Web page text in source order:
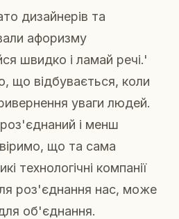
дизайнерів та
афоризму
швидко і ламай речі.'
що відбувається, коли
уваги людей.
і менш
що та сама
технологічні компанії
роз'єднання нас, може
об'єднання.